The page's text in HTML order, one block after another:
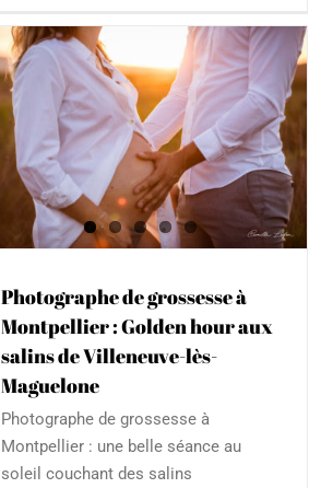
Photographe de grossesse à
Montpellier : Golden hour aux
salins de Villeneuve-lès-
Maguelone
Photographe de grossesse à
Montpellier : une belle séance au
soleil couchant des salins
Photographe de grossesse à
Montpellier : séance douceur dans
les salins de Villeneuve
Bébé & Enfant Famille Grossesse Portrait